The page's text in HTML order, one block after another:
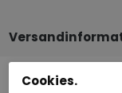
Cookies.